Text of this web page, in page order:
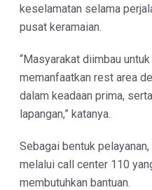
keselamatan selama
pusat keramaian.
“Masyarakat diimbau
memanfaatkan rest area
dalam keadaan prima,
lapangan,” katanya.
Sebagai bentuk
melalui call center 110
membutuhkan bantuan.